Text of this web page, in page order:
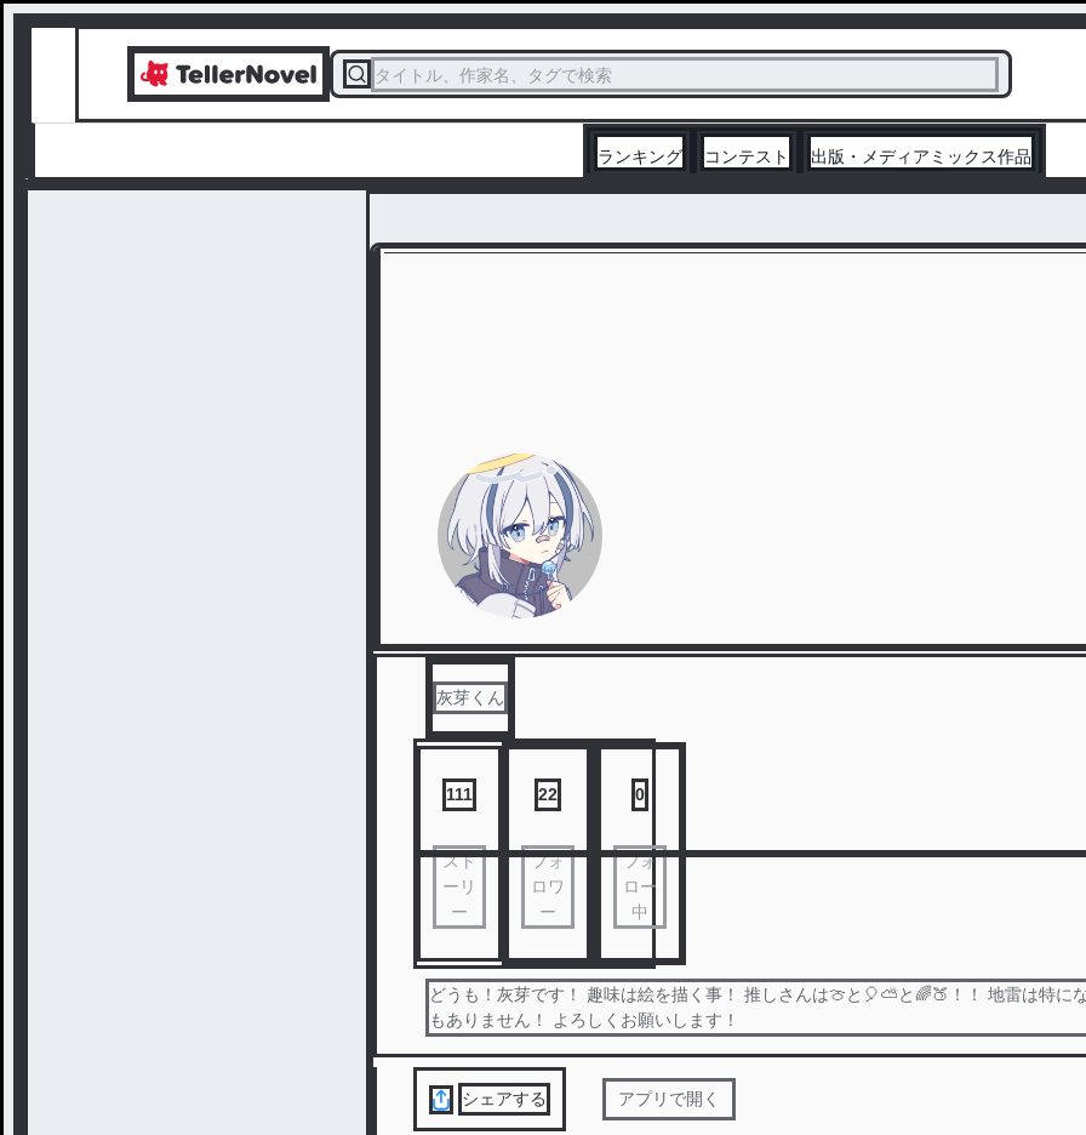
タイトル、作家名、タグで検索
ランキング コンテスト 出版・メディアミックス作品
灰芽くん
111
スト
ーリ
ー
22
フォ
ロワ
ー
0
フォ
ロー
中
どうも！灰芽です！ 趣味は絵を描く事！ 推しさんは🍈と🎈⛅️と🌈🍑！！ 地雷は特に
もありません！ よろしくお願いします！
シェアする アプリで開く